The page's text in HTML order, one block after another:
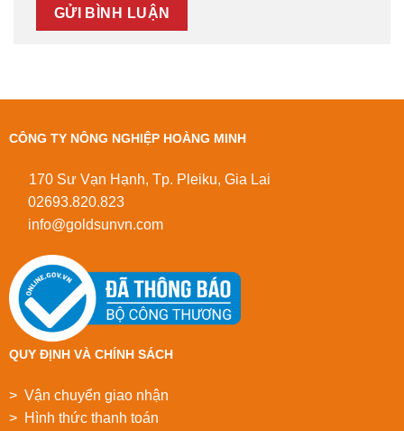
CÔNG TY NÔNG NGHIỆP HOÀNG MINH
170 Sư Vạn Hạnh, Tp. Pleiku, Gia Lai
02693.820.823
info@goldsunvn.com
QUY ĐỊNH VÀ CHÍNH SÁCH
> Vận chuyển giao nhận
> Hình thức thanh toán